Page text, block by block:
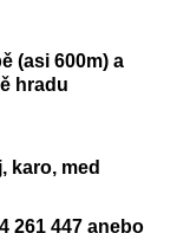
(asi 600m) a
hradu
karo, med
261 447 anebo